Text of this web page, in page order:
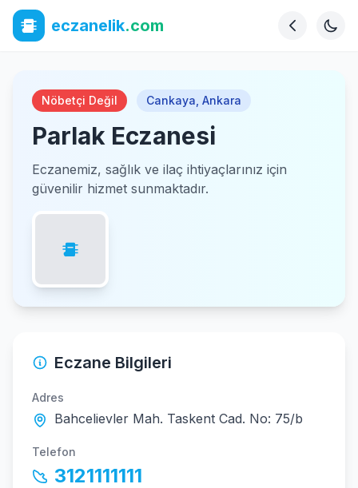
eczanelik.com
Nöbetçi Değil Cankaya Ankara
Parlak Eczanesi
Eczanemiz, sağlık ve ilaç ihtiyaçlarınız için
güvenilir hizmet sunmaktadır.
Eczane Bilgileri
Adres
Bahcelievler Mah. Taskent Cad. No: 75/b
Telefon
3121111111